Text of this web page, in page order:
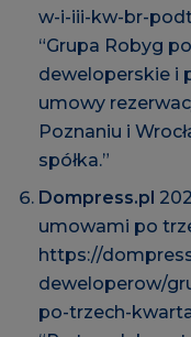
w-i-iii-kw-br-
“Grupa Robyg
deweloperskie i
umowy
Poznaniu i
spółka.”
Dompress.pl
umowami po
https://
deweloperow/
po-trzech-